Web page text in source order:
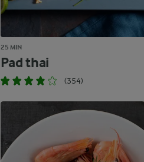
25 MIN
Pad thai
(354)